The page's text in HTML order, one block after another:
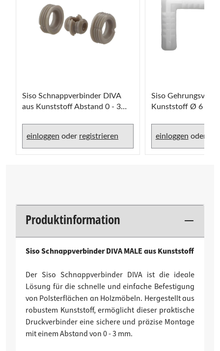
Siso Schnappverbinder DIVA
aus Kunststoff Abstand 0 - 3
einloggen oder registrieren
Siso
Kunststoff Ø 6 - 8
einloggen oder
Produktinformation
Siso Schnappverbinder DIVA MALE aus Kunststoff
Der Siso Schnappverbinder DIVA ist die ideale
Lösung für die schnelle und einfache Befestigung
von Polsterflächen an Holzmöbeln. Hergestellt aus
robustem Kunststoff, ermöglicht dieser praktische
Druckverbinder eine sichere und präzise Montage
mit einem Abstand von 0 - 3 mm.